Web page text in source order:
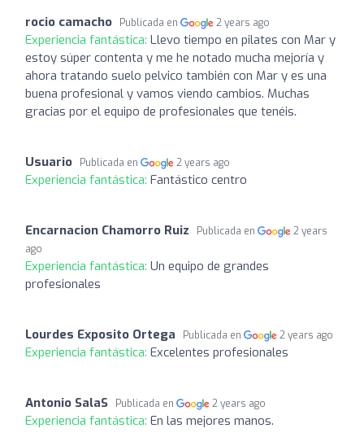
rocio camacho Publicada en 2 years ago
Experiencia fantástica: Llevo tiempo en pilates con Mar y
estoy súper contenta y me he notado mucha mejoría y
ahora tratando suelo pelvico también con Mar y es una
buena profesional y vamos viendo cambios. Muchas
gracias por el equipo de profesionales que tenéis.
Usuario Publicada en 2 years ago
Experiencia fantástica: Fantástico centro
Encarnacion Chamorro Ruiz Publicada en
2 years
ago
Experiencia fantástica: Un equipo de grandes
profesionales
Lourdes Exposito Ortega Publicada en 2 years ago
Experiencia fantástica: Excelentes profesionales
Antonio SalaS Publicada en 2 years ago
Experiencia fantástica: En las mejores manos.